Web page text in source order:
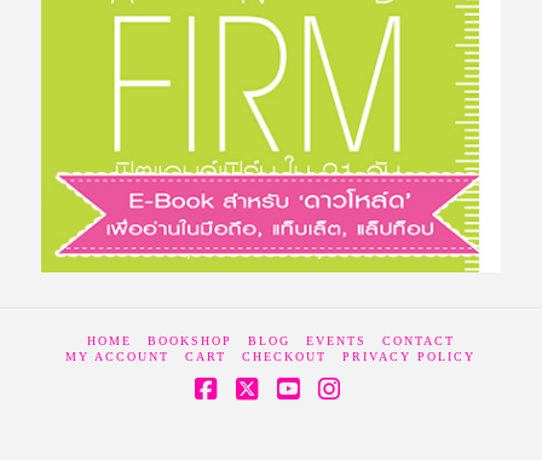
HOME BOOKSHOP BLOG EVENTS
CONTACT
MY ACCOUNT
CART CHECKOUT PRIVACY POLICY